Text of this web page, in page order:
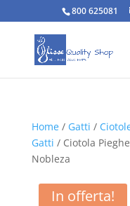
800 625081
Home/ Gatti /
Gatti / Ciotola
Nobleza
In offerta!